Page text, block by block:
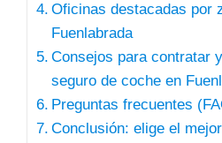
Oficinas destacadas por
Fuenlabrada
Consejos para contratar
seguro de coche en
Preguntas frecuentes
Conclusión: elige el